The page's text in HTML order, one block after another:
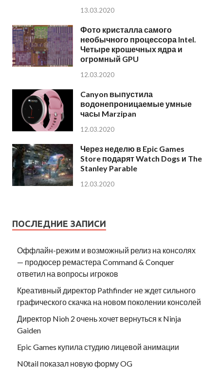
13.03.2020
Фото кристалла самого
необычного процессора Intel.
Четыре крошечных ядра и
огромный GPU
12.03.2020
Canyon выпустила
водонепроницаемые умные
часы Marzipan
12.03.2020
Через неделю в Epic Games
Store подарят Watch Dogs и The
Stanley Parable
12.03.2020
ПОСЛЕДНИЕ ЗАПИСИ
Оффлайн-режим и возможный релиз на консолях
— продюсер ремастера Command & Conquer
ответил на вопросы игроков
Креативный директор Pathfinder не ждет сильного
графического скачка на новом поколении консолей
Директор Nioh 2 очень хочет вернуться к Ninja
Gaiden
Epic Games купила студию лицевой анимации
N0tail показал новую форму OG